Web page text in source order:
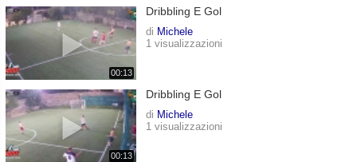
00:13
Dribbling E Gol
di Michele
1 visualizzazioni
00:13
Dribbling E Gol
di Michele
1 visualizzazioni